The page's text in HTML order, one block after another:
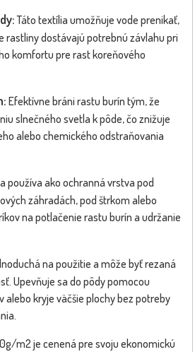
Táto textília umožňuje vode prenikať,
rastliny dostávajú potrebnú závlahu pri
komfortu pre rast koreňového
Efektívne bráni rastu burín tým, že
slnečného svetla k pôde, čo znižuje
alebo chemického odstraňovania
používa ako ochranná vrstva pod
záhradách, pod štrkom alebo
na potlačenie rastu burín a udržanie
na použitie a môže byť rezaná
Upevňuje sa do pôdy pomocou
alebo kryje väčšie plochy bez potreby
m2 je cenená pre svoju ekonomickú